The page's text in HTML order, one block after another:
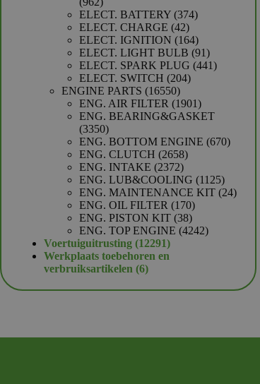
producten
ELECT. BATTERY 374374
ELECT. CHARGE 4242
producten
ELECT. IGNITION 164164
producten
ELECT. LIGHT BULB 9191
producten
ELECT. SPARK PLUG 441441
ELECT. SWITCH 204204
ENGINE PARTS 1655016550
producten
ENG. AIR FILTER 19011901
producten
ENG. BEARING&GASKET
33503350
producten
ENG. BOTTOM ENGINE 670670
ENG. CLUTCH 26582658
ENG. INTAKE 23722372
producten
ENG. LUB&COOLING 11251125
producten
ENG. MAINTENANCE KIT 2424
ENG. OIL FILTER 170170
producten
ENG. PISTON KIT 3838
producten
ENG. TOP ENGINE 42424242
Voertuiguitrusting 1229112291
producten
Werkplaats toebehoren en
verbruiksartikelen 66